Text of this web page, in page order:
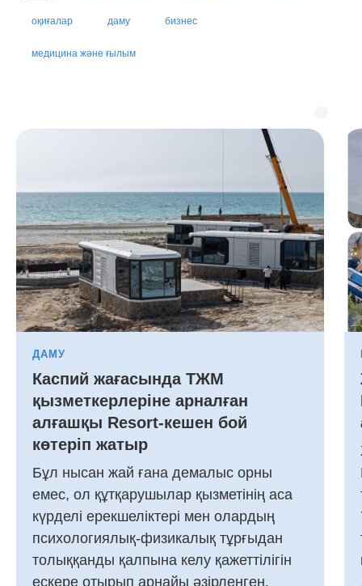
оқиғалар даму бизнес
медицина және ғылым
ДАМУ
Каспий жағасында ТЖМ
қызметкерлеріне арналған
алғашқы Resort-кешен бой
көтеріп жатыр
Бұл нысан жай ғана демалыс орны
емес, ол құтқарушылар қызметінің аса
күрделі ерекшеліктері мен олардың
психологиялық-физикалық тұрғыдан
толыққанды қалпына келу қажеттілігін
ескере отырып арнайы әзірленген.